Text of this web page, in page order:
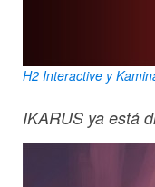
H2 Interactive y
IKARUS ya está